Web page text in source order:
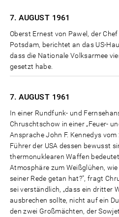
7. AUGUST 1961
Oberst Ernest von Pawel, der
Potsdam, berichtet an das US-
dass die Nationale Volksarmee
gesetzt habe.
7. AUGUST 1961
In einer Rundfunk- und
Chruschtschow in einer „Feuer-
Ansprache John F. Kennedys
Führer der USA dessen bewusst
thermonuklearen Waffen
Atmosphäre zum Weißglühen,
seiner Rede getan hat?", fragt
sei verständlich, „dass ein dritter
ausbrechen sollte, nicht auf ein
den zwei Großmächten, der